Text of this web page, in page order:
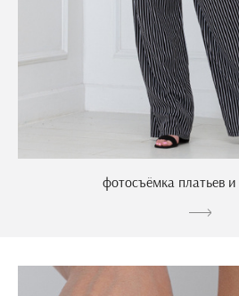
фотосъёмка платьев